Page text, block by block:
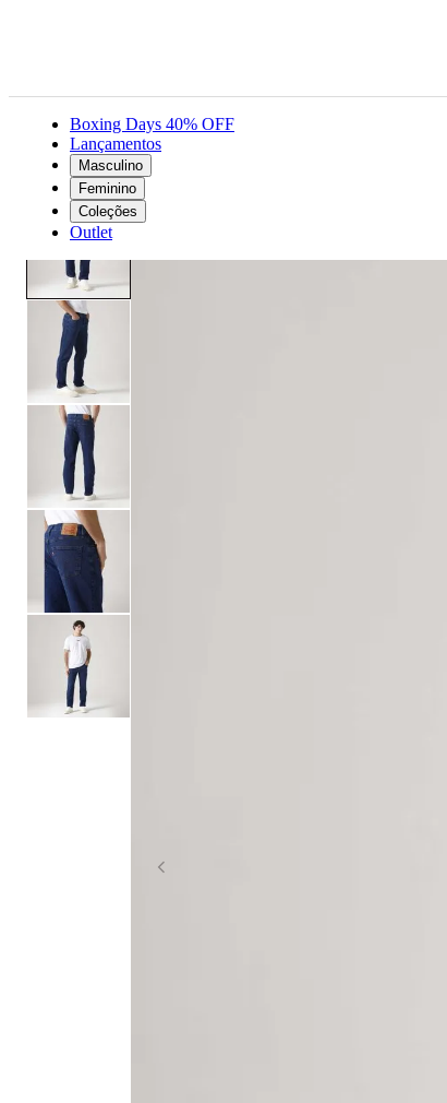
Boxing Days 40% OFF
Lançamentos
Masculino
Feminino
Coleções
Outlet
Masculino